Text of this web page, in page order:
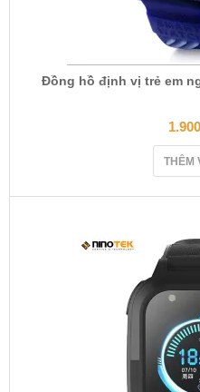
Đồng hồ định vị trẻ em
THÊM